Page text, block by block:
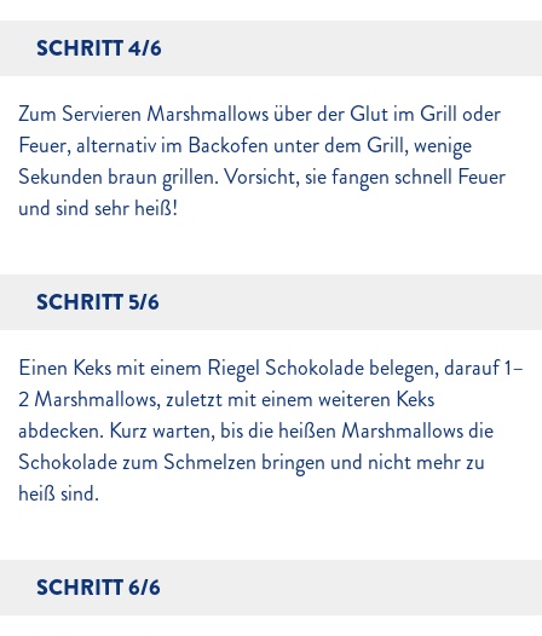
SCHRITT 4/6
Zum Servieren Marshmallows über der Glut im Grill oder
Feuer, alternativ im Backofen unter dem Grill, wenige
Sekunden braun grillen. Vorsicht, sie fangen schnell Feuer
und sind sehr heiß!
SCHRITT 5/6
Einen Keks mit einem Riegel Schokolade belegen, darauf 1–
2 Marshmallows, zuletzt mit einem weiteren Keks
abdecken. Kurz warten, bis die heißen Marshmallows die
Schokolade zum Schmelzen bringen und nicht mehr zu
heiß sind.
SCHRITT 6/6